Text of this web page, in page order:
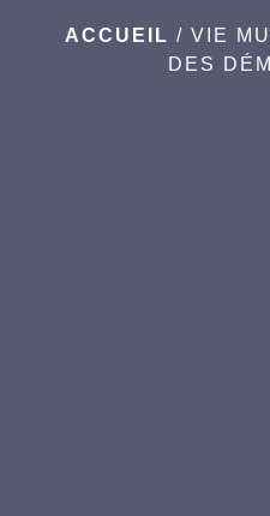
ACCUEIL / VIE
DES